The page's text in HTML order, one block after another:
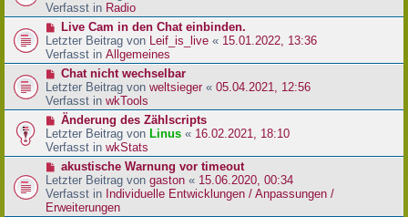
u
e
r
B
e
t
r
a
g
Verfasst in Radio
N
e
u
e
r
B
e
t
r
a
g
Live Cam in den Chat einbinden.
Letzter Beitrag von Leif_is_live « 15.01.2022, 13:36
Verfasst in Allgemeines
N
e
u
e
r
B
e
t
r
a
Chat nicht wechselbar
Letzter Beitrag von weltsieger « 05.04.2021, 12:56
Verfasst in wkTools
N
e
u
e
r
B
e
Änderung des Zählscripts
Letzter Beitrag von Linus « 16.02.2021, 18:10
Verfasst in wkStats
N
e
u
e
akustische Warnung vor timeout
Letzter Beitrag von gaston « 15.06.2020, 00:34
Verfasst in Individuelle Entwicklungen / Anpassungen /
Erweiterungen